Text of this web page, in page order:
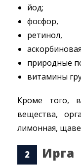
йод;
фосфор,
ретинол,
природные
витамины
Кроме того,
вещества,
лимонная,
Ирга